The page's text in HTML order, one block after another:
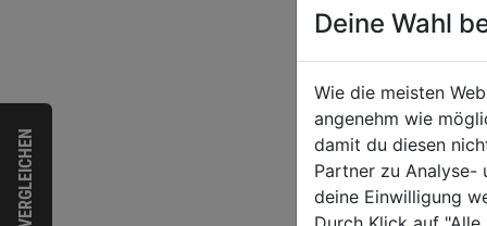
VERGLEICHEN
Der
Deine Wahl
Wie die meisten
angenehm wie
damit du diesen
Partner zu Analyse-
deine Einwilligung